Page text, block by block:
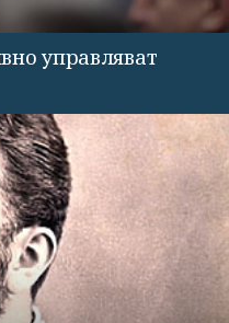
управляват